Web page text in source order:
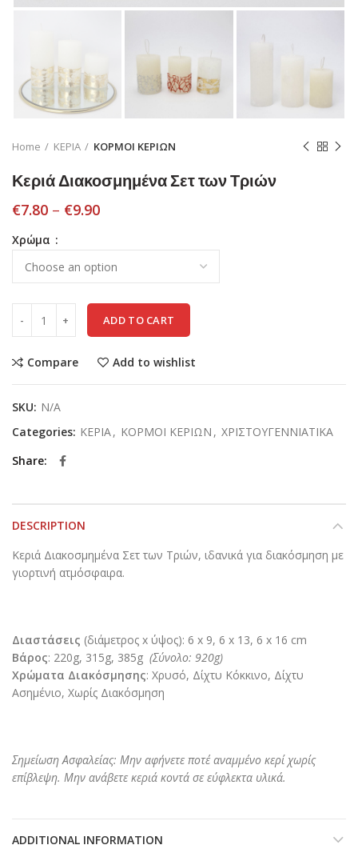
Home ΚΕΡΙΑ ΚΟΡΜΟΙ ΚΕΡΙΩΝ
Κεριά Διακοσμημένα Σετ των Τριών
€7.80 – €9.90
Χρώμα
ADD TO CART
Compare Add to wishlist
SKU: N/A
Categories: ΚΕΡΙΑ, ΚΟΡΜΟΙ ΚΕΡΙΩΝ , ΧΡΙΣΤΟΥΓΕΝΝΙΑΤΙΚΑ
Share
DESCRIPTION
Κεριά Διακοσμημένα Σετ των Τριών, ιδανικά για διακόσμηση με
γιορτινή ατμόσφαιρα.
Διαστάσεις (διάμετρος x ύψος): 6 x 9, 6 x 13, 6 x 16 cm
Βάρος: 220g, 315g, 385g (Σύνολο: 920g)
Χρώματα Διακόσμησης: Χρυσό, Δίχτυ Κόκκινο, Δίχτυ
Ασημένιο, Χωρίς Διακόσμηση
Σημείωση Ασφαλείας: Μην αφήνετε ποτέ αναμμένο κερί χωρίς
επίβλεψη. Μην ανάβετε κεριά κοντά σε εύφλεκτα υλικά.
ADDITIONAL INFORMATION